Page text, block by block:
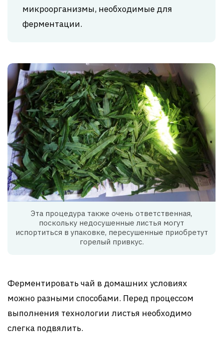
микроорганизмы, необходимые для
ферментации.
Эта процедура также очень ответственная,
поскольку недосушенные листья могут
испортиться в упаковке, пересушенные приобретут
горелый привкус.
Ферментировать чай в домашних условиях
можно разными способами. Перед процессом
выполнения технологии листья необходимо
слегка подвялить.